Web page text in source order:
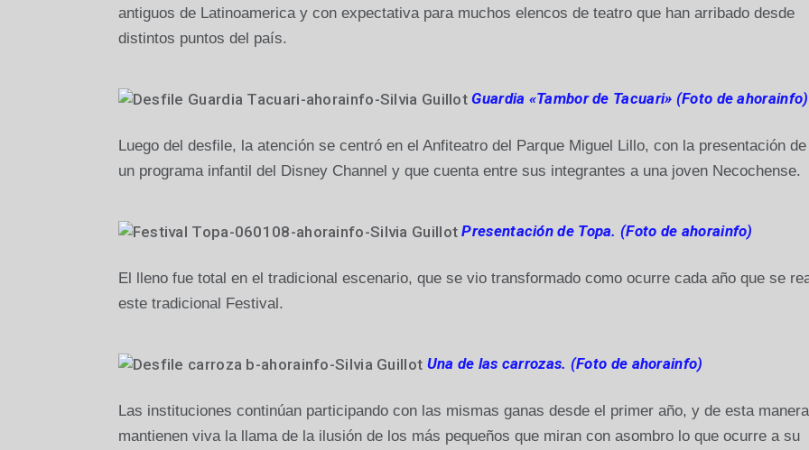
antiguos de Latinoamerica y con expectativa para muchos elencos de teatro que han arribado desde
distintos puntos del país.
Guardia «Tambor de Tacuari» (Foto de ahorainfo)
Luego del desfile, la atención se centró en el Anfiteatro del Parque Miguel Lillo, con la presentación de
un programa infantil del Disney Channel y que cuenta entre sus integrantes a una joven Necochense.
Presentación de Topa. (Foto de ahorainfo)
El lleno fue total en el tradicional escenario, que se vio transformado como ocurre cada año que se
este tradicional Festival.
Una de las carrozas. (Foto de ahorainfo)
Las instituciones continúan participando con las mismas ganas desde el primer año, y de esta manera
mantienen viva la llama de la ilusión de los más pequeños que miran con asombro lo que ocurre a su